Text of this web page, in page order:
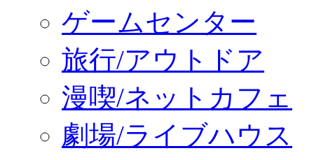
ゲームセンター
旅行/アウトドア
漫喫/ネットカフェ
劇場/ライブハウス